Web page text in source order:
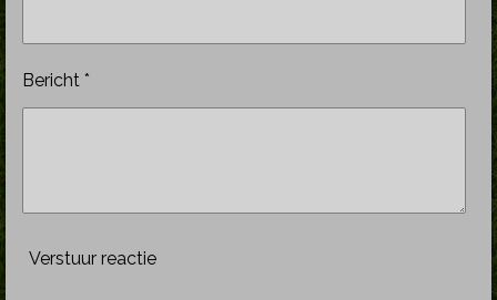
Bericht *
Verstuur reactie